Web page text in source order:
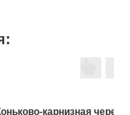
карнизная